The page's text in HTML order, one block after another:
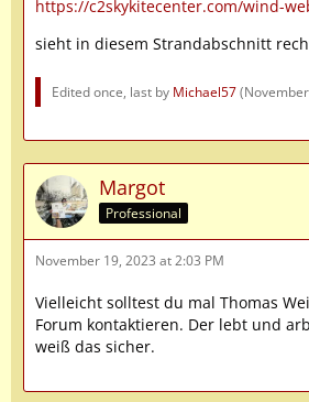
https://c2skykitecenter.com/wind-
sieht in diesem Strandabschnitt
Edited once, last by Michael57(
Margot
Professional
November 19, 2023 at 2:03 PM
Vielleicht solltest du mal Thomas
Forum kontaktieren. Der lebt und
weiß das sicher.